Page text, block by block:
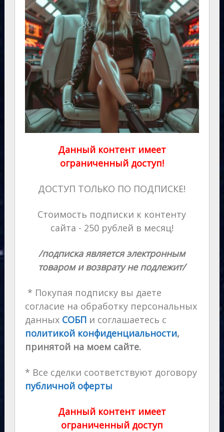
Данный контент имеет
ограниченный доступ!
ДОСТУП ТОЛЬКО ПО ПОДПИСКЕ!
Стоимость подписки к контенту
сайта - 250 рублей в месяц!
/подписка является электронным
товаром и возврату не подлежит/
* Покупая подписку вы даете
согласие на обработку персональных
данных СОБП и соглашаетесь с
политикой конфиденциальности,
принятой на моем сайте.
* Все сделки соответствуют договору
публичной оферты
Данный контент имеет
ограниченный доступ